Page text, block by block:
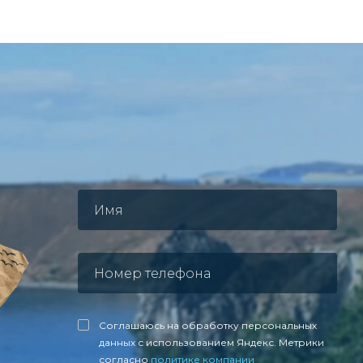
Соглашаюсь на обработку персональных
данных с использованием Яндекс. Метрики
согласно политике компании